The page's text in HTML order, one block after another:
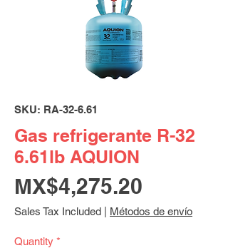
SKU: RA-32-6.61
Gas refrigerante R-32
6.61lb AQUION
MX$4,275.20
Sales Tax Included Métodos de envío
Quantity *